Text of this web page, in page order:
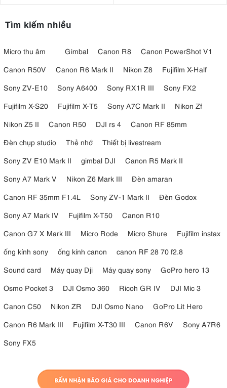
Tìm kiếm nhiều
Micro thu âm Gimbal Canon R8
Canon PowerShot V1
Canon R50V
Canon R6 Mark II Nikon Z8
Fujifilm X-Half
Sony ZV-E10
Sony A6400 Sony RX1R III
Sony FX2
Fujifilm X-S20
Fujifilm X-T5 Sony A7C Mark II
Nikon Zf
Nikon Z5 II
Canon R50 DJI rs 4
Canon RF 85mm
Đèn chụp studio
Thẻ nhớ
Thiết bị livestream
Sony ZV E10 Mark II
gimbal DJI
Canon R5 Mark II
Sony A7 Mark V
Nikon Z6 Mark III
Đèn amaran
Canon RF 35mm F1.4L
Sony ZV-1 Mark II
Đèn Godox
Sony A7 Mark IV
Fujifilm X-T50
Canon R10
Canon G7 X Mark III
Micro Rode Micro Shure
Fujifilm instax
ống kính sony
ống kính canon
canon RF 28 70 f2.8
Sound card
Máy quay Dji Máy quay sony
GoPro hero 13
Osmo Pocket 3
DJI Osmo 360 Ricoh GR IV
DJI Mic 3
Canon C50
Nikon ZR DJI Osmo Nano
GoPro Lit Hero
Canon R6 Mark III
Fujifilm X-T30 III Canon R6V
Sony A7R6
Sony FX5